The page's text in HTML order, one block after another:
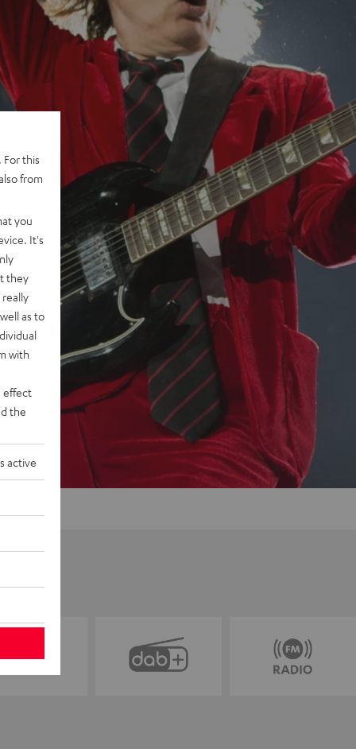
this
from
you
It's
they
as to
with
effect
the
active